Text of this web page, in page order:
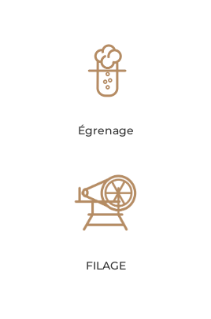
Égrenage
FILAGE